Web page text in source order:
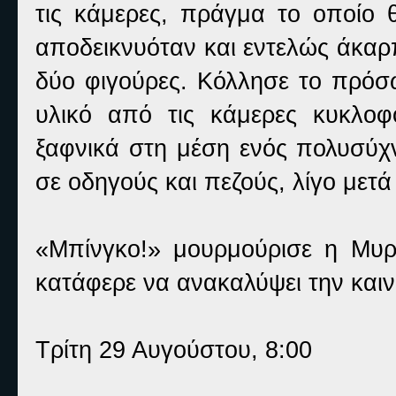
τις κάμερες, πράγμα το οποίο
αποδεικνυόταν και εντελώς
δύο φιγούρες. Κόλλησε το
υλικό από τις κάμερες
ξαφνικά στη μέση ενός
σε οδηγούς και πεζούς, λίγο
«Μπίνγκο!» μουρμούρισε η
κατάφερε να ανακαλύψει την
Τρίτη 29 Αυγούστου, 8:00